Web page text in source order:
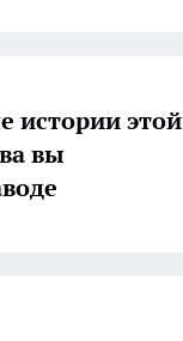
истории этой
вы